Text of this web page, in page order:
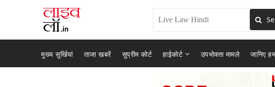
मुख्य सुर्खियां ताजा खबरें सुप्रीम कोर्ट हाईकोर्ट उपभोक्ता मामले जानिए